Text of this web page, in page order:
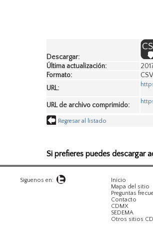
Descargar:
Última actualización:
Formato:
CSV
URL:
URL de archivo comprimido:
Regresar al listado
Si prefieres puedes descargar
Siguenos en:
Inicio
Mapa del sitio
Preguntas
Contacto
CDMX
SEDEMA
Otros sitios